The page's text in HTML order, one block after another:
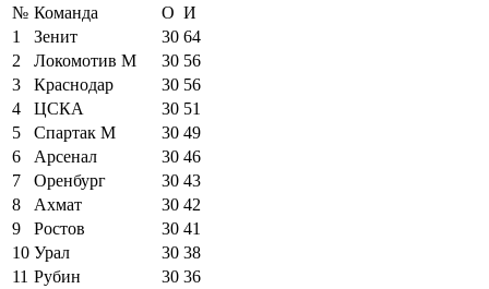
№ Команда О И
1
Зенит 30 64
2
Локомотив М 30 56
3
Краснодар 30 56
4
ЦСКА 30 51
5
Спартак М 30 49
6
Арсенал 30 46
7
Оренбург 30 43
8
Ахмат 30 42
9
Ростов 30 41
10 Урал 30 38
11 Рубин 30 36